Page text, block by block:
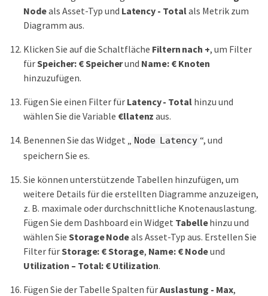
Nodeals Asset-Typ und Latency - Totalals Metrik zum
Diagramm aus.
Klicken Sie auf die Schaltfläche Filtern nach +, um Filter
fürSpeicher: € Speicherund Name: € Knoten
hinzuzufügen.
Fügen Sie einen Filter für Latency - Totalhinzu und
wählen Sie die Variable €llatenz aus.
Benennen Sie das Widget „ Node Latency “, und
speichern Sie es.
Sie können unterstützende Tabellen hinzufügen, um
weitere Details für die erstellten Diagramme anzuzeigen,
z. B. maximale oder durchschnittliche Knotenauslastung.
Fügen Sie dem Dashboard ein Widget Tabellehinzu und
wählen Sie Storage Nodeals Asset-Typ aus. Erstellen Sie
Filter fürStorage: € Storage, Name: € Nodeund
Utilization – Total: € Utilization.
Fügen Sie der Tabelle Spalten fürAuslastung - Max,